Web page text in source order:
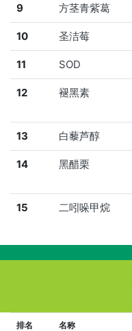
9 方茎青紫葛
10 圣洁莓
11 SOD
12 褪黑素
13 白藜芦醇
14 黑醋栗
15 二吲哚甲烷
排名 名称